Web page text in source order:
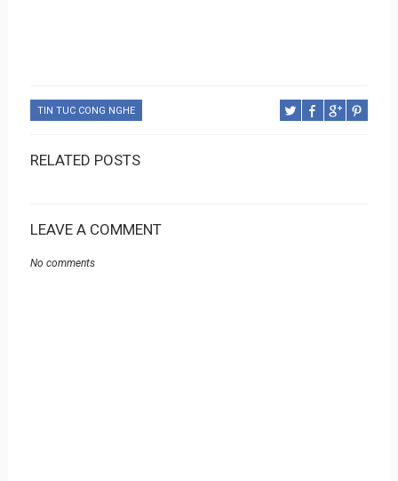
TIN TUC CONG NGHE
RELATED POSTS
LEAVE A COMMENT
No comments